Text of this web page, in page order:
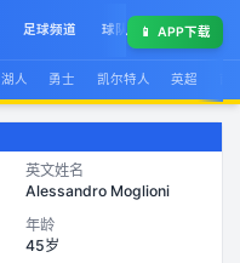
足球频道 球队榜 球星集锦
📱 APP下载
湖人 勇士 凯尔特人 英超
英文姓名
Alessandro Moglioni
年龄
45岁